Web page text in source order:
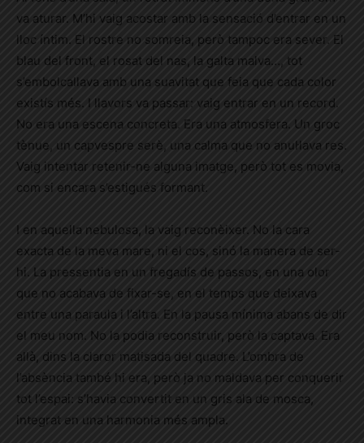
va aturar. M’hi vaig acostar amb la sensació d’entrar en un
lloc íntim. El rostre no somreia, però tampoc era sever. El
blau del front, el rosat del nas, la galta malva…, tot
s’embolcallava amb una suavitat que feia que cada color
existís més. I llavors va passar: vaig entrar en un record.
No era una escena concreta. Era una atmosfera. Un groc
tènue, un capvespre serè, una calma que no anul·lava res.
Vaig intentar retenir-ne alguna imatge, però tot es movia,
com si encara s’estigués formant.
I en aquella nebulosa, la vaig reconèixer. No la cara
exacta de la meva mare, ni el cos, sinó la manera de ser-
hi. La pressentia en un fregadís de passos, en una olor
que no acabava de fixar-se, en el temps que deixava
entre una paraula i l’altra. En la pausa mínima abans de dir
el meu nom. No la podia reconstruir, però la captava. Era
allà, dins la claror matisada del quadre. L’ombra de
l’absència també hi era, però ja no maldava per conquerir
tot l’espai: s’havia convertit en un gris ala de mosca,
integrat en una harmonia més ampla.